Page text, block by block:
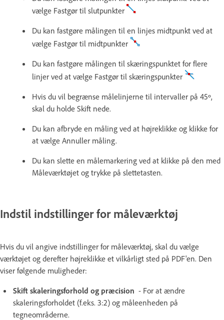
vælge Fastgør til slutpunkter
Du kan fastgøre målingen til en linjes midtpunkt ved at
vælge Fastgør til midtpunkter
Du kan fastgøre målingen til skæringspunktet for flere
linjer ved at vælge Fastgør til skæringspunkter
Hvis du vil begrænse målelinjerne til intervaller på 45º,
skal du holde Skift nede.
Du kan afbryde en måling ved at højreklikke og klikke for
at vælge Annuller måling.
Du kan slette en målemarkering ved at klikke på den med
Måleværktøjet og trykke på slettetasten.
Indstil indstillinger for måleværktøj
Hvis du vil angive indstillinger for måleværktøj, skal du vælge
værktøjet og derefter højreklikke et vilkårligt sted på PDF'en. Den
viser følgende muligheder:
Skift skaleringsforhold og præcision - For at ændre
skaleringsforholdet (f.eks. 3:2) og måleenheden på
tegneområderne.